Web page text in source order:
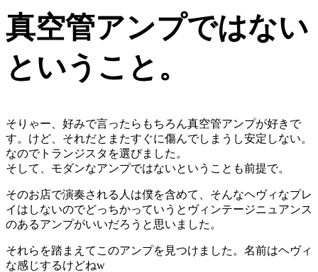
真空管アンプではない
ということ。
そりゃー、好みで言ったらもちろん真空管アンプが好きで
す。けど、それだとまたすぐに傷んでしまうし安定しない。
なのでトランジスタを選びました。
そして、モダンなアンプではないということも前提で。
そのお店で演奏される人は僕を含めて、そんなヘヴィなプレ
イはしないのでどっちかっていうとヴィンテージニュアンス
のあるアンプがいいだろうと思いました。
それらを踏まえてこのアンプを見つけました。名前はヘヴィ
な感じするけどねw